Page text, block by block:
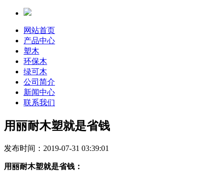
网站首页
产品中心
塑木
环保木
绿可木
公司简介
新闻中心
联系我们
用丽耐木塑就是省钱
发布时间：2019-07-31 03:39:01
用丽耐木塑就是省钱：